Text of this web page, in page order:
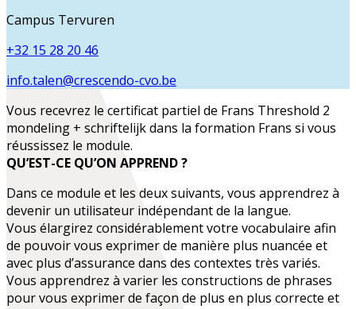
Campus Tervuren
+32 15 28 20 46
info.talen@crescendo-cvo.be
Vous recevrez le certificat partiel de Frans Threshold 2
mondeling + schriftelijkdans la formation Frans si vous
réussissez le module.
QU’EST-CE QU’ON APPREND ?
Dans ce module et les deux suivants, vous apprendrez à
devenir un utilisateur indépendantde la langue.
Vous élargirez considérablement votre vocabulaire afin
de pouvoir vous exprimer de manière plus nuancée et
avec plus d’assurance dans des contextes très variés.
Vous apprendrez à varier les constructions de phrases
pour vous exprimer de façon de plus en plus correcte et